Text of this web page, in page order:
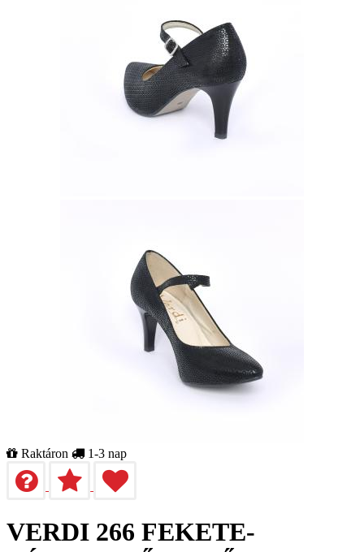
Raktáron 1-3 nap
VERDI 266 FEKETE-